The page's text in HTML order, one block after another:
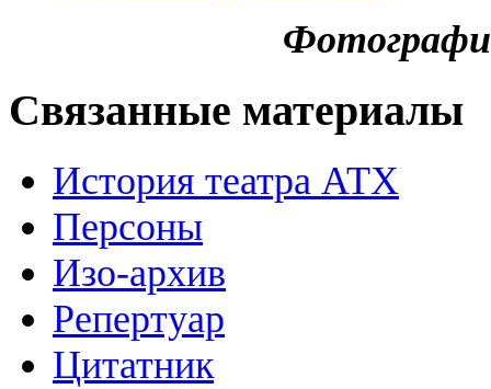
Связанные материалы
История театра АТХ
Персоны
Изо-архив
Репертуар
Цитатник